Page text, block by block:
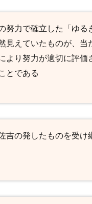
努力で確立した「ゆる
見えていたものが、
より努力が適切に評
とである
吉の発したものを受